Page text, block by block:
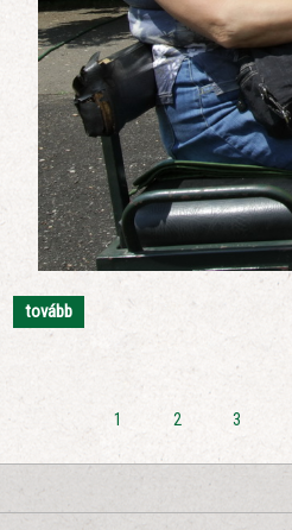
tovább
1 2 3